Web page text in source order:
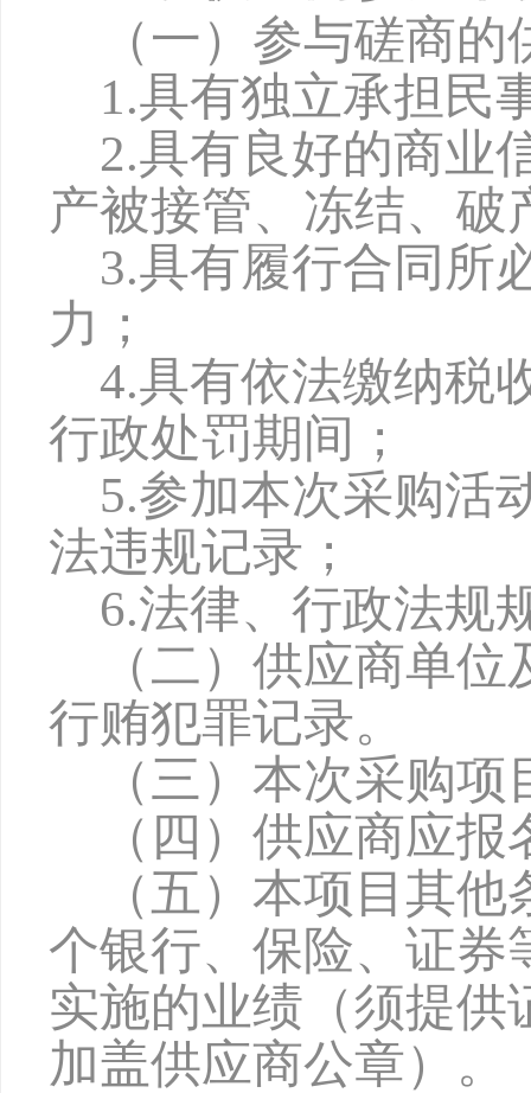
（一）参与磋商
1.具有独立承担民
2.具有良好的商业
产被接管、冻结、破
3.具有履行合同所
力；
4.具有依法缴纳税
行政处罚期间；
5.参加本次采购活
法违规记录；
6.法律、行政法规
（二）供应商单
行贿犯罪记录。
（三）本次采购
（四）供应商应
（五）本项目其他
个银行、保险、证券
实施的业绩（须提供
加盖供应商公章）。